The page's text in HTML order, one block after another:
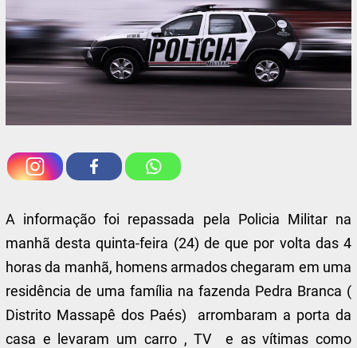
A informação foi repassada pela Policia Militar na
manhã desta quinta-feira (24) de que por volta das 4
horas da manhã, homens armados chegaram em uma
residência de uma família na fazenda Pedra Branca (
Distrito Massapê dos Paés) arrombaram a porta da
casa e levaram um carro , TV e as vítimas como